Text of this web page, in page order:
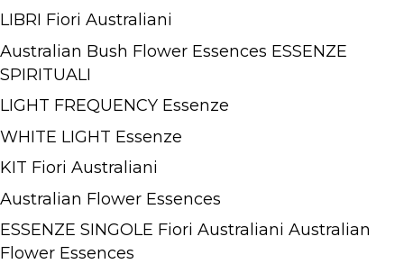
LIBRI Fiori Australiani
Australian Bush Flower Essences ESSENZE
SPIRITUALI
LIGHT FREQUENCY Essenze
WHITE LIGHT Essenze
KIT Fiori Australiani
Australian Flower Essences
ESSENZE SINGOLE Fiori Australiani Australian
Flower Essences